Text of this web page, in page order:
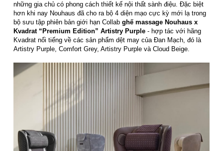
những gia chủ có phong cách thiết kế nội thất sành điệu. Đặc biệt
hơn khi nay Nouhaus đã cho ra bộ 4 diện mạo cực kỳ mới lạ trong
bộ sưu tập phiên bản giới hạn Collab ghế massage Nouhaus x
Kvadrat “Premium Edition” Artistry Purple - hợp tác với hãng
Kvadrat nổi tiếng về các sản phẩm dệt may của Đan Mạch, đó là
Artistry Purple, Comfort Grey, Artistry Purple và Cloud Beige.